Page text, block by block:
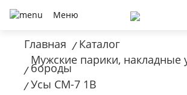
Меню
Главная / Каталог
/
Мужские парики, накладные
бороды
/ Усы CM-7 1B